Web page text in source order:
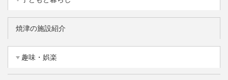
焼津の施設紹介
趣味・娯楽